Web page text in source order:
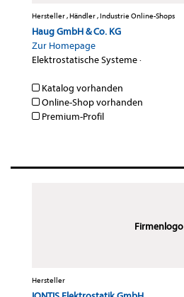
Hersteller , Händler , Industrie Online-Shops
Haug GmbH & Co. KG
Zur Homepage
Elektrostatische Systeme·
Katalog vorhanden
Online-Shop vorhanden
Premium-Profil
Firmenlogo
Hersteller